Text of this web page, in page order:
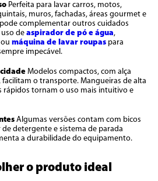
Perfeita para lavar carros, motos,
muros, fachadas, áreas gourmet e
complementar outros cuidados
de aspirador de pó e água,
máquina de lavar roupas para
impecável.
Modelos compactos, com alça
o transporte. Mangueiras de alta
rápidos tornam o uso mais intuitivo e
Algumas versões contam com bicos
detergente e sistema de parada
a durabilidade do equipamento.
o produto ideal